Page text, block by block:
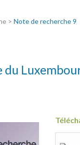
> Note de recherche 9
du